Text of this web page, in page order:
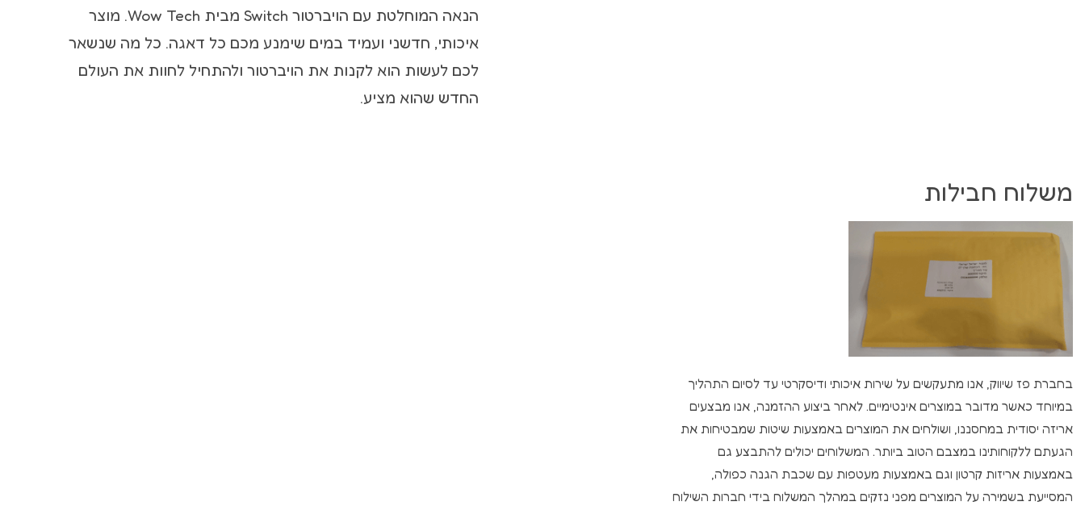
הנאה המוחלטת עם הויברטור Switch מבית Wow Tech. מוצר
איכותי, חדשני ועמיד במים שימנע מכם כל דאגה. כל מה שנשאר
לכם לעשות הוא לקנות את הויברטור ולהתחיל לחוות את העולם
החדש שהוא מציע.
משלוח חבילות
בחברת פז שיווק, אנו מתעקשים על שירות איכותי ודיסקרטי עד לסיום התהליך
במיוחד כאשר מדובר במוצרים אינטימיים. לאחר ביצוע ההזמנה, אנו מבצעים
אריזה יסודית במחסננו, ושולחים את המוצרים באמצעות שיטות שמבטיחות את
הגעתם ללקוחותינו במצבם הטוב ביותר. המשלוחים יכולים להתבצע גם
באמצעות אריזות קרטון וגם באמצעות מעטפות עם שכבת הגנה כפולה,
המסייעת בשמירה על המוצרים מפני נזקים במהלך המשלוח בידי חברות השילוח